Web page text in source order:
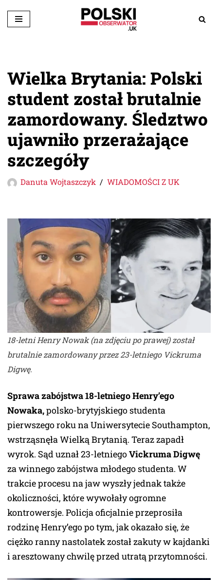
Przejdź
Wielka Brytania: Polski
student został brutalnie
zamordowany. Śledztwo
ujawniło przerażające
szczegóły
Danuta Wojtaszczyk WIADOMOŚCI Z UK
18-letni Henry Nowak (na zdjęciu po prawej) został
brutalnie zamordowany przez 23-letniego Vickruma
Digwę.
Sprawa zabójstwa 18-letniego Henry’ego
Nowaka,polsko-brytyjskiego studenta
pierwszego roku na Uniwersytecie Southampton,
wstrząsnęła Wielką Brytanią. Teraz zapadł
wyrok. Sąd uznał 23-letniegoVickruma Digwę
za winnego zabójstwa młodego studenta. W
trakcie procesu na jaw wyszły jednak także
okoliczności, które wywołały ogromne
kontrowersje. Policja oficjalnie przeprosiła
rodzinę Henry’ego po tym, jak okazało się, że
ciężko ranny nastolatek został zakuty w kajdanki
i aresztowany chwilę przed utratą przytomności.